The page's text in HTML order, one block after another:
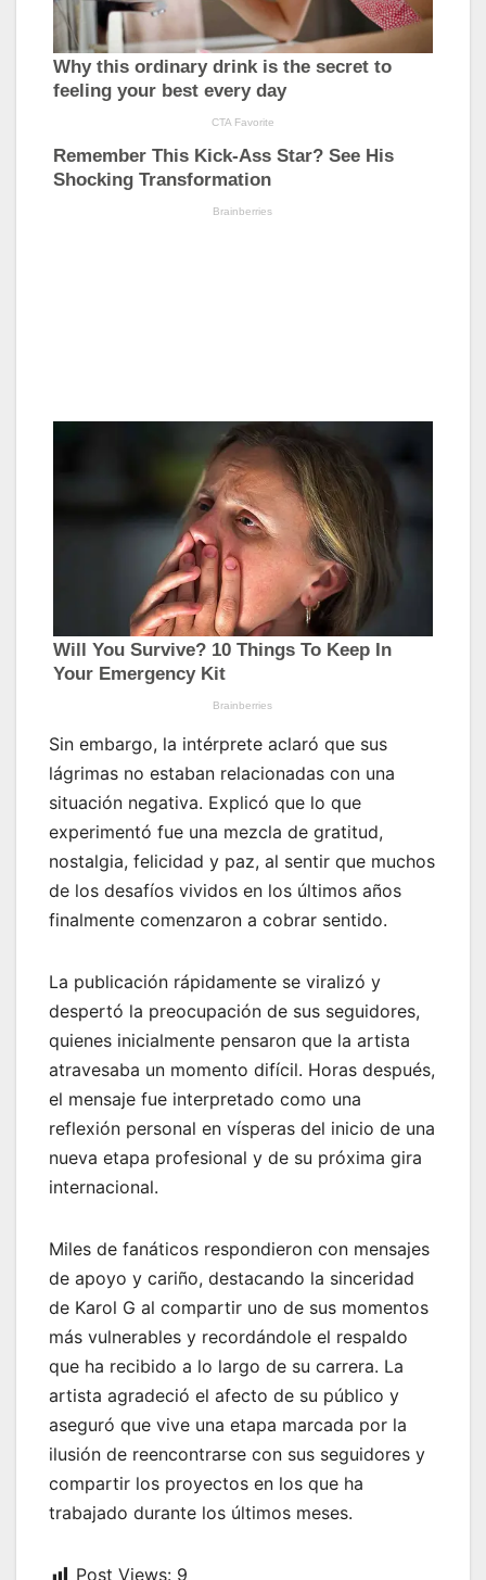
Sin embargo, la intérprete aclaró que sus
lágrimas no estaban relacionadas con una
situación negativa. Explicó que lo que
experimentó fue una mezcla de gratitud,
nostalgia, felicidad y paz, al sentir que muchos
de los desafíos vividos en los últimos años
finalmente comenzaron a cobrar sentido.
La publicación rápidamente se viralizó y
despertó la preocupación de sus seguidores,
quienes inicialmente pensaron que la artista
atravesaba un momento difícil. Horas después,
el mensaje fue interpretado como una
reflexión personal en vísperas del inicio de una
nueva etapa profesional y de su próxima gira
internacional.
Miles de fanáticos respondieron con mensajes
de apoyo y cariño, destacando la sinceridad
de Karol G al compartir uno de sus momentos
más vulnerables y recordándole el respaldo
que ha recibido a lo largo de su carrera. La
artista agradeció el afecto de su público y
aseguró que vive una etapa marcada por la
ilusión de reencontrarse con sus seguidores y
compartir los proyectos en los que ha
trabajado durante los últimos meses.
Post Views: 9